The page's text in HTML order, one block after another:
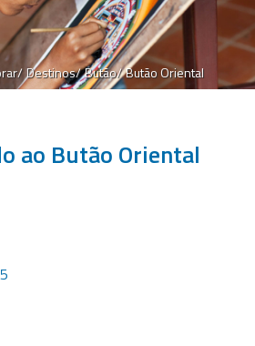
Destinos/Butão/Butão Oriental
ao Butão Oriental